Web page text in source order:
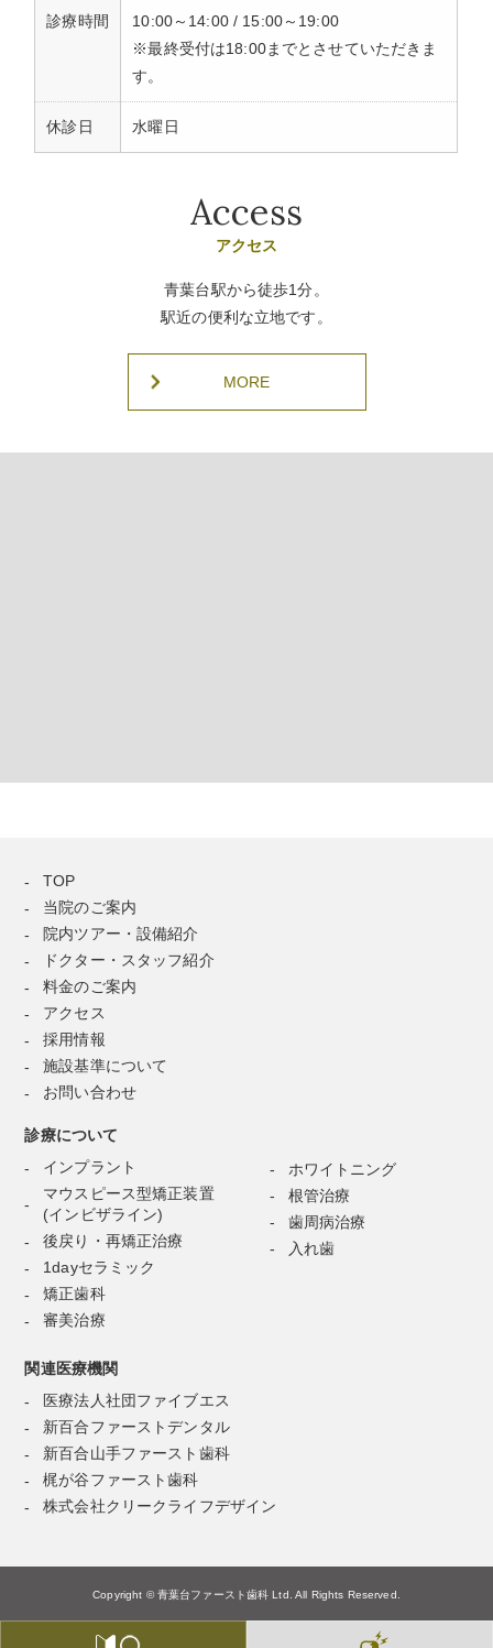
診療時間
10:00～14:00 / 15:00～19:00
※最終受付は18:00までとさせていただきま
す。
休診日 水曜日
Access
アクセス
青葉台駅から徒歩1分。
駅近の便利な立地です。
MORE
TOP
当院のご案内
院内ツアー・設備紹介
ドクター・スタッフ紹介
料金のご案内
アクセス
採用情報
施設基準について
お問い合わせ
診療について
インプラント
マウスピース型矯正装置
(インビザライン)
後戻り・再矯正治療
1dayセラミック
矯正歯科
審美治療
ホワイトニング
根管治療
歯周病治療
入れ歯
関連医療機関
医療法人社団ファイブエス
新百合ファーストデンタル
新百合山手ファースト歯科
梶が谷ファースト歯科
株式会社クリークライフデザイン
Copyright © 青葉台ファースト歯科 Ltd. All Rights Reserved.